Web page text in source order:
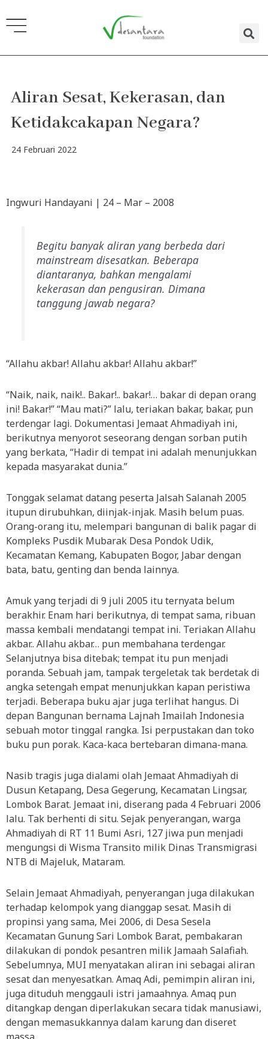
ke
konten
Aliran Sesat, Kekerasan, dan
Ketidakcakapan Negara?
24 Februari 2022
Ingwuri Handayani | 24 – Mar – 2008
Begitu banyak aliran yang berbeda dari
mainstream disesatkan. Beberapa
diantaranya, bahkan mengalami
kekerasan dan pengusiran. Dimana
tanggung jawab negara?
“Allahu akbar! Allahu akbar! Allahu akbar!”
“Naik, naik, naik!.. Bakar!.. bakar!… bakar di depan orang
ini! Bakar!” “Mau mati?” lalu, teriakan bakar, bakar, pun
terdengar lagi. Dokumentasi Jemaat Ahmadiyah ini,
berikutnya menyorot seseorang dengan sorban putih
yang berkata, “Hadir di tempat ini adalah menunjukkan
kepada masyarakat dunia.”
Tonggak selamat datang peserta Jalsah Salanah 2005
itupun dirubuhkan, diinjak-injak. Masih belum puas.
Orang-orang itu, melempari bangunan di balik pagar di
Kompleks Pusdik Mubarak Desa Pondok Udik,
Kecamatan Kemang, Kabupaten Bogor, Jabar dengan
bata, batu, genting dan benda lainnya.
Amuk yang terjadi di 9 juli 2005 itu ternyata belum
berakhir. Enam hari berikutnya, di tempat sama, ribuan
massa kembali mendatangi tempat ini. Teriakan Allahu
akbar.. Allahu akbar… pun membahana terdengar.
Selanjutnya bisa ditebak; tempat itu pun menjadi
poranda. Sebuah jam, tampak tergeletak tak berdetak di
angka setengah empat menunjukkan kapan peristiwa
terjadi. Beberapa buku ajar juga terlihat hangus. Di
depan Bangunan bernama Lajnah Imailah Indonesia
sebuah motor tinggal rangka. Isi perpustakan dan toko
buku pun porak. Kaca-kaca bertebaran dimana-mana.
Nasib tragis juga dialami olah Jemaat Ahmadiyah di
Dusun Ketapang, Desa Gegerung, Kecamatan Lingsar,
Lombok Barat. Jemaat ini, diserang pada 4 Februari 2006
lalu. Tak berhenti di situ. Sejak penyerangan, warga
Ahmadiyah di RT 11 Bumi Asri, 127 jiwa pun menjadi
mengungsi di Wisma Transito milik Dinas Transmigrasi
NTB di Majeluk, Mataram.
Selain Jemaat Ahmadiyah, penyerangan juga dilakukan
terhadap kelompok yang dianggap sesat. Masih di
propinsi yang sama, Mei 2006, di Desa Sesela
Kecamatan Gunung Sari Lombok Barat, pembakaran
dilakukan di pondok pesantren milik Jamaah Salafiah.
Sebelumnya, MUI menyatakan aliran ini sebagai aliran
sesat dan menyesatkan. Amaq Adi, pemimpin aliran ini,
juga dituduh menggauli istri jamaahnya. Amaq pun
ditangkap dengan diperlakukan secara tidak manusiawi,
dengan memasukkannya dalam karung dan diseret